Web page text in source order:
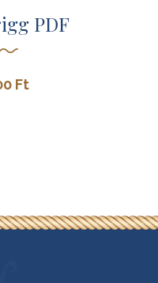
PDF
Ft